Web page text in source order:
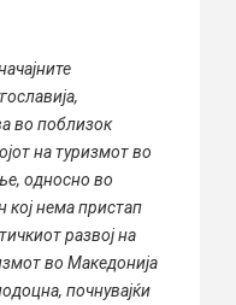
во поблизок
на туризмот во
односно во
кој нема пристап
развој на
во Македонија
почнувајќи